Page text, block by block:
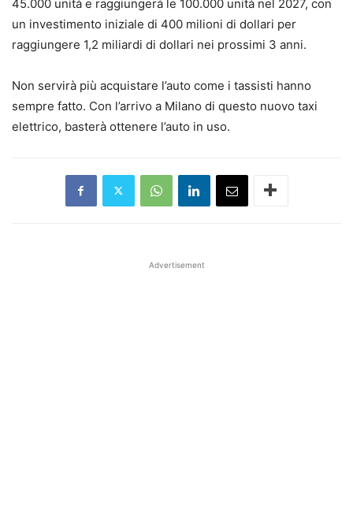
45.000 unità e raggiungerà le 100.000 unità nel 2027, con
un investimento iniziale di 400 milioni di dollari per
raggiungere 1,2 miliardi di dollari nei prossimi 3 anni.
Non servirà più acquistare l’auto come i tassisti hanno
sempre fatto. Con l’arrivo a Milano di questo nuovo taxi
elettrico, basterà ottenere l’auto in uso.
Advertisement